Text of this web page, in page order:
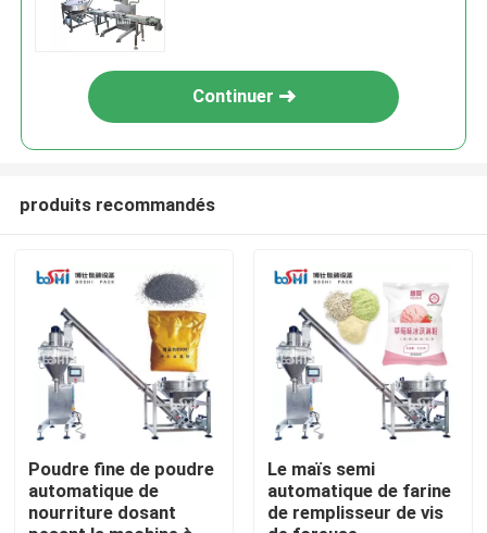
Accueil
A propos de nous
Contacts
Continuer
produits recommandés
Poudre fine de poudre
automatique de
nourriture dosant
Le maïs semi
automatique de farine
de remplisseur de vis